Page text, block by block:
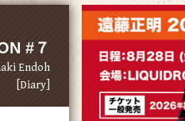
#７
Endoh
[Diary]